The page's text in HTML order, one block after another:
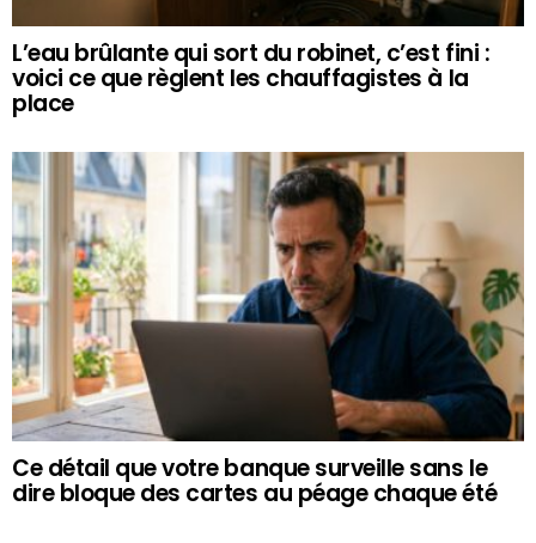
L’eau brûlante qui sort du robinet, c’est fini :
voici ce que règlent les chauffagistes à la
place
Ce détail que votre banque surveille sans le
dire bloque des cartes au péage chaque été